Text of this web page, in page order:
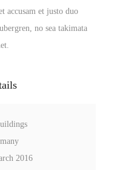
accusam et justo duo
no sea takimata
2016